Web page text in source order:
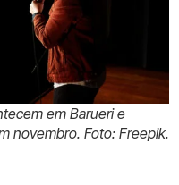
em Barueri e
novembro. Foto: Freepik.